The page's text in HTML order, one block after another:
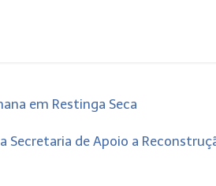
em Restinga Seca
Secretaria de Apoio a